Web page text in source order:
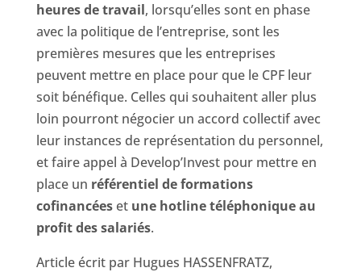
heures de travail, lorsqu’elles sont en phase
avec la politique de l’entreprise, sont les
premières mesures que les entreprises
peuvent mettre en place pour que le CPF leur
soit bénéfique. Celles qui souhaitent aller plus
loin pourront négocier un accord collectif avec
leur instances de représentation du personnel,
et faire appel à Develop’Invest pour mettre en
place un référentiel de formations
cofinancées et une hotline téléphonique au
profit des salariés.
Article écrit par Hugues HASSENFRATZ,